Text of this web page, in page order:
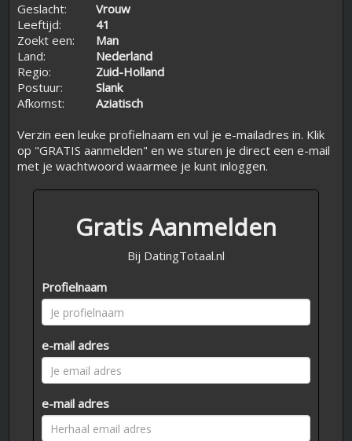
Geslacht:
Vrouw
Leeftijd:
41
Zoekt een:
Man
Land:
Nederland
Regio:
Zuid-Holland
Postuur:
Slank
Afkomst:
Aziatisch
Verzin een leuke profielnaam en vul je e-mailadres in. Klik
op "GRATIS aanmelden" en we sturen je direct een e-mail
met je wachtwoord waarmee je kunt inloggen.
Gratis Aanmelden
Bij DatingTotaal.nl
Profielnaam
e-mail adres
e-mail adres